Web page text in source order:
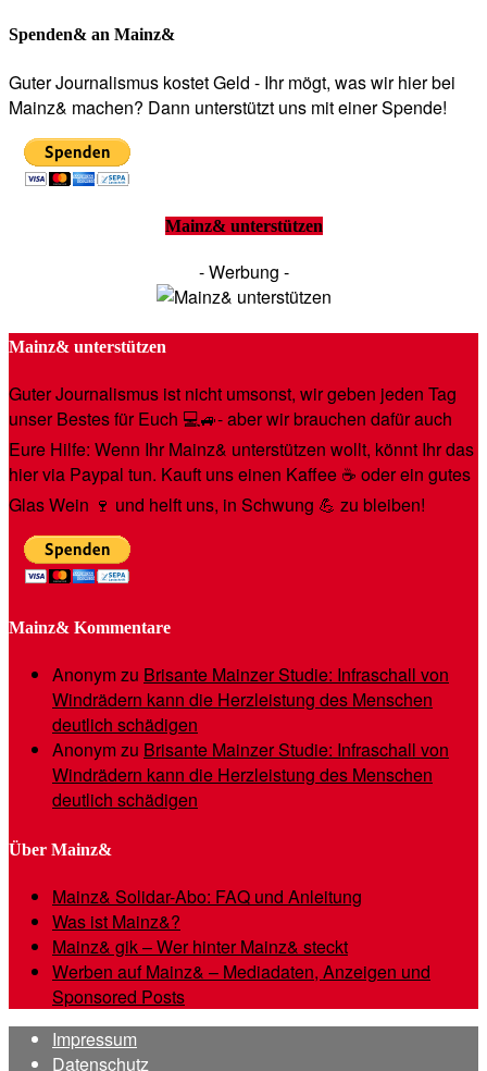
Spenden& an Mainz&
Guter Journalismus kostet Geld - Ihr mögt, was wir hier bei
Mainz& machen? Dann unterstützt uns mit einer Spende!
Mainz& unterstützen
- Werbung -
Mainz& unterstützen
Guter Journalismus ist nicht umsonst, wir geben jeden Tag
unser Bestes für Euch 💻🚙- aber wir brauchen dafür auch
Eure Hilfe: Wenn Ihr Mainz& unterstützen wollt, könnt Ihr das
hier via Paypal tun. Kauft uns einen Kaffee ☕️ oder ein gutes
Glas Wein 🍷 und helft uns, in Schwung 💪 zu bleiben!
Mainz& Kommentare
Anonymzu Brisante Mainzer Studie: Infraschall von
Windrädern kann die Herzleistung des Menschen
deutlich schädigen
Anonymzu Brisante Mainzer Studie: Infraschall von
Windrädern kann die Herzleistung des Menschen
deutlich schädigen
Über Mainz&
Mainz& Solidar-Abo: FAQ und Anleitung
Was ist Mainz&?
Mainz& gik – Wer hinter Mainz& steckt
Werben auf Mainz& – Mediadaten, Anzeigen und
Sponsored Posts
Impressum
Datenschutz